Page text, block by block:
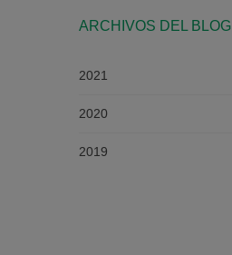
ARCHIVOS DEL BLOG
2021
2020
2019